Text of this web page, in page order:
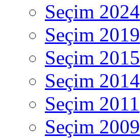
Seçim 2024
Seçim 2019
Seçim 2015
Seçim 2014
Seçim 2011
Seçim 2009